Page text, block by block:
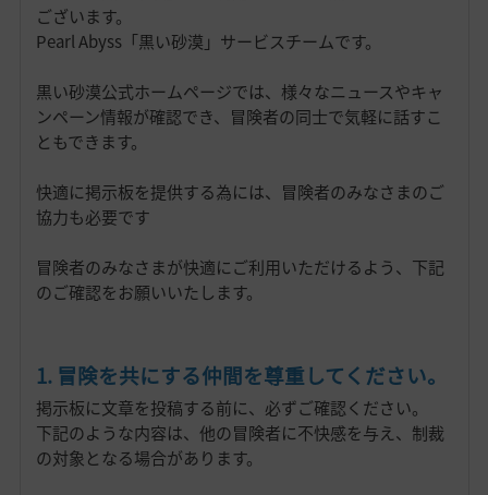
ございます。
Pearl Abyss「黒い砂漠」サービスチームです。
黒い砂漠公式ホームページでは、様々なニュースやキャ
ンペーン情報が確認でき、冒険者の同士で気軽に話すこ
ともできます。
快適に掲示板を提供する為には、冒険者のみなさまのご
協力も必要です
冒険者のみなさまが快適にご利用いただけるよう、下記
のご確認をお願いいたします。
1. 冒険を共にする仲間を尊重してください。
掲示板に文章を投稿する前に、必ずご確認ください。
下記のような内容は、他の冒険者に不快感を与え、制裁
の対象となる場合があります。